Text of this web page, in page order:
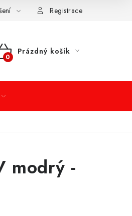
platba Moje objednávka
Registrace
Prázdný košík
modrý -